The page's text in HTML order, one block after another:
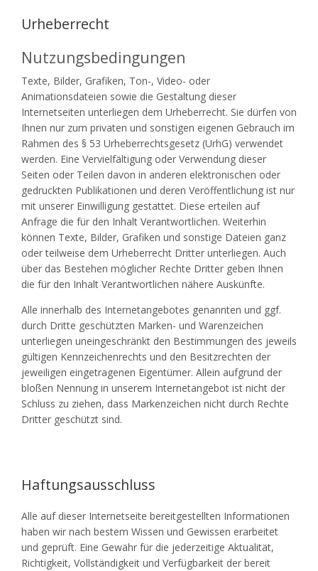
Urheberrecht
Nutzungsbedingungen
Texte, Bilder, Grafiken, Ton-, Video- oder
Animationsdateien sowie die Gestaltung dieser
Internetseiten unterliegen dem Urheberrecht. Sie dürfen von
Ihnen nur zum privaten und sonstigen eigenen Gebrauch im
Rahmen des § 53 Urheberrechtsgesetz (UrhG) verwendet
werden. Eine Vervielfältigung oder Verwendung dieser
Seiten oder Teilen davon in anderen elektronischen oder
gedruckten Publikationen und deren Veröffentlichung ist nur
mit unserer Einwilligung gestattet. Diese erteilen auf
Anfrage die für den Inhalt Verantwortlichen. Weiterhin
können Texte, Bilder, Grafiken und sonstige Dateien ganz
oder teilweise dem Urheberrecht Dritter unterliegen. Auch
über das Bestehen möglicher Rechte Dritter geben Ihnen
die für den Inhalt Verantwortlichen nähere Auskünfte.
Alle innerhalb des Internetangebotes genannten und ggf.
durch Dritte geschützten Marken- und Warenzeichen
unterliegen uneingeschränkt den Bestimmungen des jeweils
gültigen Kennzeichenrechts und den Besitzrechten der
jeweiligen eingetragenen Eigentümer. Allein aufgrund der
bloßen Nennung in unserem Internetangebot ist nicht der
Schluss zu ziehen, dass Markenzeichen nicht durch Rechte
Dritter geschützt sind.
Haftungsausschluss
Alle auf dieser Internetseite bereitgestellten Informationen
haben wir nach bestem Wissen und Gewissen erarbeitet
und geprüft. Eine Gewähr für die jederzeitige Aktualität,
Richtigkeit, Vollständigkeit und Verfügbarkeit der bereit